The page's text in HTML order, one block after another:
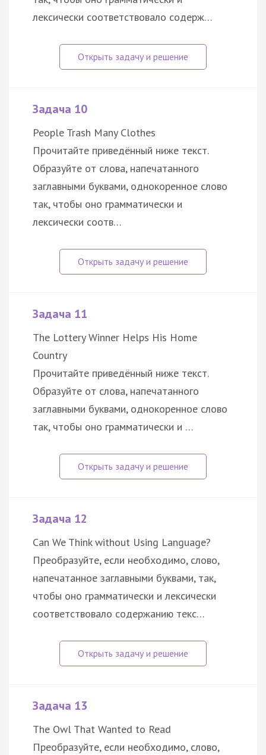
лексически соответствовало содерж…
Задача 10
People Trash Many Clothes
Прочитайте приведённый ниже текст.
Образуйте от слова, напечатанного
заглавными буквами, однокоренное слово
так, чтобы оно грамматически и
лексически соотв…
Задача 11
The Lottery Winner Helps His Home
Country
Прочитайте приведённый ниже текст.
Образуйте от слова, напечатанного
заглавными буквами, однокоренное слово
так, чтобы оно грамматически и …
Задача 12
Can We Think without Using Language?
Преобразуйте, если необходимо, слово,
напечатанное заглавными буквами, так,
чтобы оно грамматически и лексически
соответствовало содержанию текс…
Задача 13
The Owl That Wanted to Read
Преобразуйте, если необходимо, слово,